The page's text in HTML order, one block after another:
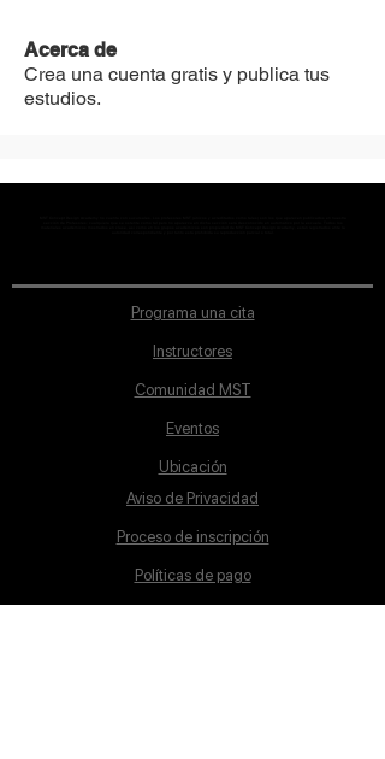
Acerca de
Crea una cuenta gratis y publica tus
estudios.
Programa una cita
Instructores
Comunidad MST
Eventos
Ubicación
Aviso de Privacidad
Proceso de inscripción
Políticas de pago